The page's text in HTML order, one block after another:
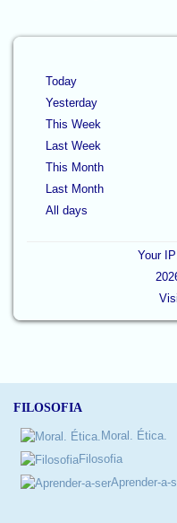
Today
Yesterday
This Week
Last Week
This Month
Last Month
All days
Your
FILOSOFIA
Moral. Ética.
Filosofia
Aprender-a-